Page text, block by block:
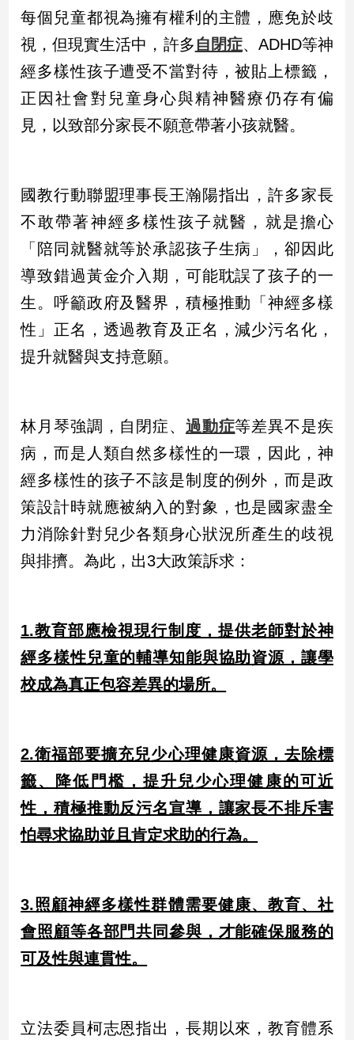
新
病
毒
專
區
灣
觀
點
南
台
灣
觀
樂
娛
樂
星
聞
流
時
星
生
築/
室
內
設
計
旅
食
座/
命
理
健
每個兒童都視為擁有權利的主體，應免於歧
視，但現實生活中，許多自閉症、ADHD等神
經多樣性孩子遭受不當對待，被貼上標籤，
正因社會對兒童身心與精神醫療仍存有偏
見，以致部分家長不願意帶著小孩就醫。
國教行動聯盟理事長王瀚陽指出，許多家長
不敢帶著神經多樣性孩子就醫，就是擔心
「陪同就醫就等於承認孩子生病」，卻因此
導致錯過黃金介入期，可能耽誤了孩子的一
生。呼籲政府及醫界，積極推動「神經多樣
性」正名，透過教育及正名，減少污名化，
提升就醫與支持意願。
林月琴強調，自閉症、 過動症等差異不是疾
病，而是人類自然多樣性的一環，因此，神
經多樣性的孩子不該是制度的例外，而是政
策設計時就應被納入的對象，也是國家盡全
力消除針對兒少各類身心狀況所產生的歧視
與排擠。為此，出3大政策訴求：
1.教育部應檢視現行制度，提供老師對於神
經多樣性兒童的輔導知能與協助資源，讓學
校成為真正包容差異的場所。
2.衛福部要擴充兒少心理健康資源，去除標
籤、降低門檻，提升兒少心理健康的可近
性，積極推動反污名宣導，讓家長不排斥害
怕尋求協助並且肯定求助的行為。
3.照顧神經多樣性群體需要健康、教育、社
會照顧等各部門共同參與，才能確保服務的
可及性與連貫性。
立法委員柯志恩指出，長期以來，教育體系